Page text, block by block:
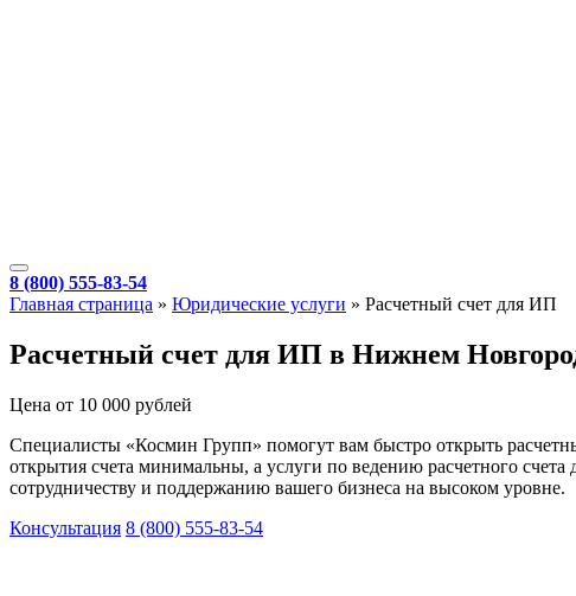
8 (800) 555-83-54
Главная страница » Юридические услуги » Расчетный счет для ИП
Расчетный счет для ИП в Нижнем
Цена от 10 000 рублей
Специалисты «Космин Групп» помогут вам быстро открыть
открытия счета минимальны, а услуги по ведению расчетного
сотрудничеству и поддержанию вашего бизнеса на высоком уровне.
Консультация 8 (800) 555-83-54